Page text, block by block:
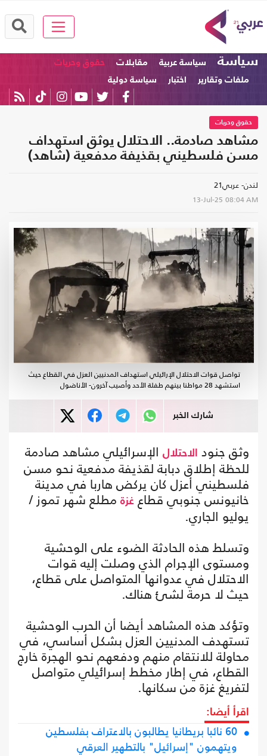
سياسة سياسة عربية مقابلات
حقوق وحريات
ملفات وتقارير
اختبار سياسة دولية
حقوق وحريات
مشاهد صادمة.. الاحتلال يوثق استهداف
مسن فلسطيني بقذيفة مدفعية (شاهد)
لندن- عربي21
13-Jul-25 08:04 AM
تواصل قوات الاحتلال الإرائيلي استهداف المدنيين العزل في القطاع حيث
استشهد 28 مواطنا بينهم طفلة الأحد وأصيب آخرون- الأناضول
شارك الخبر
وثق جنود الاحتلال الإسرائيلي مشاهد صادمة
للحظة إطلاق دبابة لقذيفة مدفعية نحو مسن
فلسطيني أعزل كان يركض هاربا في مدينة
خانيونس جنوبي قطاع غزة مطلع شهر تموز /
يوليو الجاري.
وتسلط هذه الحادثة الضوء على الوحشية
ومستوى الإجرام الذي وصلت إليه قوات
الاحتلال في عدوانها المتواصل على قطاع،
حيث لا حرمة لشئ هناك.
وتؤكد هذه المشاهد أيضا أن الحرب الوحشية
تستهدف المدنيين العزل بشكل أساسي، في
محاولة للانتقام منهم ودفعهم نحو الهجرة خارج
القطاع، في إطار مخطط إسرائيلي متواصل
لتفريغ غزة من سكانها.
اقرأ أيضا:
60 نائبا بريطانيا يطالبون بالاعتراف بفلسطين
ويتهمون "إسرائيل" بالتطهير العرقي